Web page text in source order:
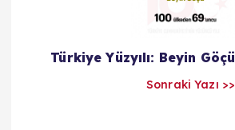
Türkiye Yüzyılı: Beyin Göçü
Sonraki Yazı >>